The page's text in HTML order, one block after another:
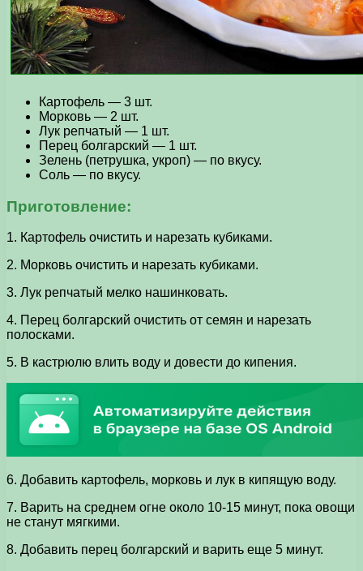
Картофель — 3 шт.
Морковь — 2 шт.
Лук репчатый — 1 шт.
Перец болгарский — 1 шт.
Зелень (петрушка, укроп) — по вкусу.
Соль — по вкусу.
Приготовление:
1. Картофель очистить и нарезать кубиками.
2. Морковь очистить и нарезать кубиками.
3. Лук репчатый мелко нашинковать.
4. Перец болгарский очистить от семян и нарезать
полосками.
5. В кастрюлю влить воду и довести до кипения.
6. Добавить картофель, морковь и лук в кипящую воду.
7. Варить на среднем огне около 10-15 минут, пока овощи
не станут мягкими.
8. Добавить перец болгарский и варить еще 5 минут.